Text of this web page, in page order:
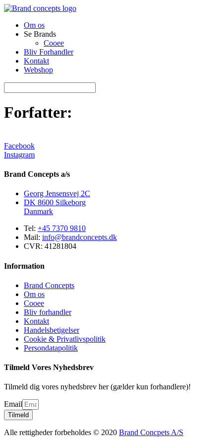
Om os
Se Brands
Cooee
Bliv Forhandler
Kontakt
Webshop
Forfatter:
Facebook
Instagram
Brand Concepts a/s
Georg Jensensvej 2C
DK 8600 Silkeborg
Danmark
Tel: +45 7370 9810
Mail: info@brandconcepts.dk
CVR: 41281804
Information
Brand Concepts
Om os
Cooee
Bliv forhandler
Kontakt
Handelsbetigelser
Cookie & Privatlivspolitik
Persondatapolitik
Tilmeld Vores Nyhedsbrev
Tilmeld dig vores nyhedsbrev her (gælder kun forhandlere)!
Email
Tilmeld
Alle rettigheder forbeholdes © 2020 Brand Concpets A/S